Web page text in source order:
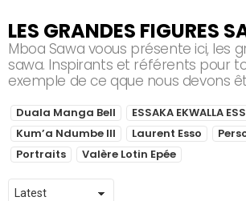
LES GRANDES FIGURES
Mboa Sawa voous présente ici, les
sawa. Inspirants et référents pour
exemple de ce qque nous devons
SUBTERMS
Duala Manga Bell
ESSAKA EKWALLA
Kum’a Ndumbe III
Laurent Esso
Portraits
Valère Lotin Epée